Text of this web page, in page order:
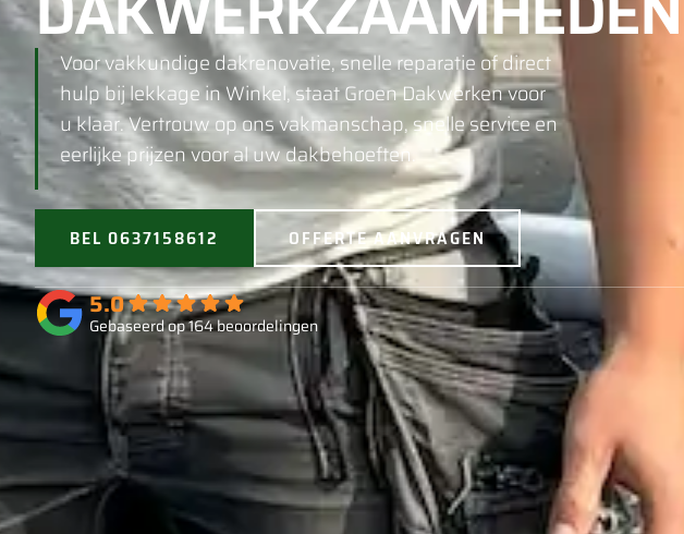
Voor vakkundige dakrenovatie, snelle reparatie of direct
hulp bij lekkage in Winkel, staat Groen Dakwerken voor
u klaar. Vertrouw op ons vakmanschap, snelle service en
eerlijke prijzen voor al uw dakbehoeften.
BEL 0637158612 OFFERTE AANVRAGEN
5.0
Gebaseerd op 164 beoordelingen